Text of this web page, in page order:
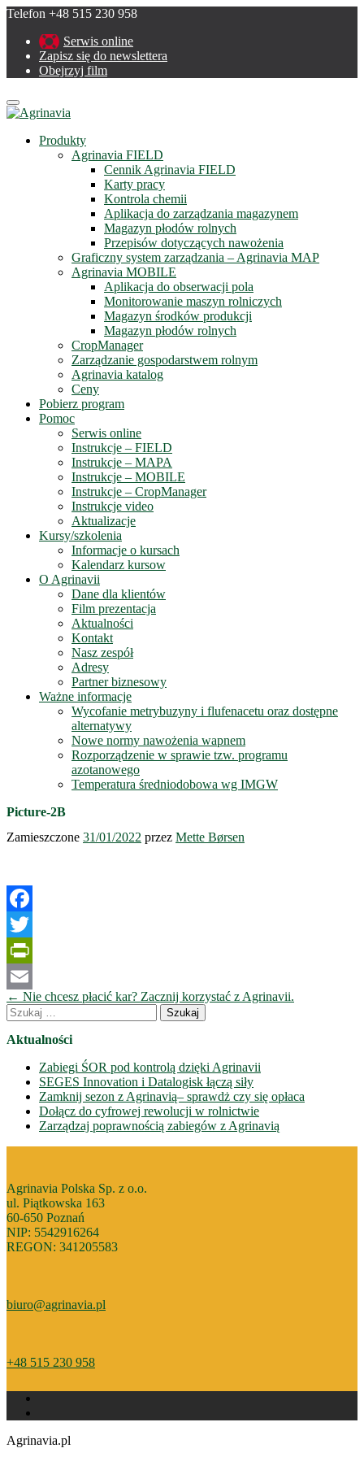
Telefon +48 515 230 958
Serwis online
Zapisz się do newslettera
Obejrzyj film
Menu
Produkty
Agrinavia FIELD
Cennik Agrinavia FIELD
Karty pracy
Kontrola chemii
Aplikacja do zarządzania magazynem
Magazyn płodów rolnych
Przepisów dotyczących nawożenia
Graficzny system zarządzania – Agrinavia MAP
Agrinavia MOBILE
Aplikacja do obserwacji pola
Monitorowanie maszyn rolniczych
Magazyn środków produkcji
Magazyn płodów rolnych
CropManager
Zarządzanie gospodarstwem rolnym
Agrinavia katalog
Ceny
Pobierz program
Pomoc
Serwis online
Instrukcje – FIELD
Instrukcje – MAPA
Instrukcje – MOBILE
Instrukcje – CropManager
Instrukcje video
Aktualizacje
Kursy/szkolenia
Informacje o kursach
Kalendarz kursow
O Agrinavii
Dane dla klientów
Film prezentacja
Aktualności
Kontakt
Nasz zespół
Adresy
Partner biznesowy
Ważne informacje
Wycofanie metrybuzyny i flufenacetu oraz dostępne
alternatywy
Nowe normy nawożenia wapnem
Rozporządzenie w sprawie tzw. programu
azotanowego
Temperatura średniodobowa wg IMGW
Picture-2B
Zamieszczone 31/01/2022 przez Mette Børsen
Facebook
Twitter
PrintFriendly
Email
Nawigacja
wpisów
← Nie chcesz płacić kar? Zacznij korzystać z Agrinavii.
Szukaj:
Aktualności
Zabiegi ŚOR pod kontrolą dzięki Agrinavii
SEGES Innovation i Datalogisk łączą siły
Zamknij sezon z Agrinavią– sprawdż czy się opłaca
Dołącz do cyfrowej rewolucji w rolnictwie
Zarządzaj poprawnością zabiegów z Agrinavią
Agrinavia Polska Sp. z o.o.
ul. Piątkowska 163
60-650 Poznań
NIP: 5542916264
REGON: 341205583
biuro@agrinavia.pl
+48 515 230 958
Agrinavia.pl